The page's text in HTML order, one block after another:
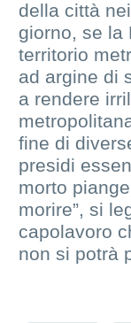
della città
giorno, se la
territorio
ad argine di
a rendere
fine di
presidi
morto
morire”, si
capolavoro
non si potrà